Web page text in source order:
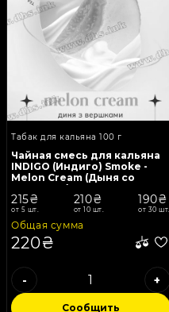
Табак для кальяна 100 г
Чайная смесь для кальяна
INDIGO (Индиго) Smoke -
Melon Cream (Дыня со
сливками) 100г
215₴
от 5 шт.
210₴
от 10 шт.
190₴
от 30 шт.
Общая сумма
220₴
- +
Сообщить